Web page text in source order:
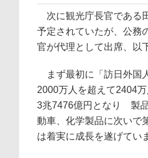
次に観光庁長官である
予定されていたが、公務
官が代理として出席、以
まず最初に「訪日外国
2000万人を超えて2404
3兆7476億円となり 製
動車、化学製品に次いで
は着実に成長を遂げてい